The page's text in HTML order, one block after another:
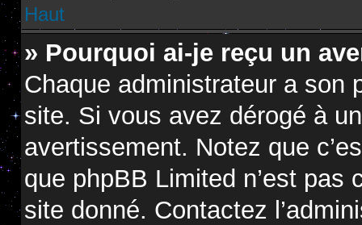
Haut
» Pourquoi ai-je reçu un
Chaque administrateur a son
site. Si vous avez dérogé à
avertissement. Notez que
que phpBB Limited n’est pas
site donné. Contactez